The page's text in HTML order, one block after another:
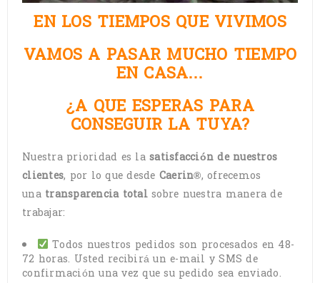
EN LOS TIEMPOS QUE VIVIMOS
VAMOS A PASAR MUCHO TIEMPO
EN CASA…
¿A QUE ESPERAS PARA
CONSEGUIR LA TUYA?
Nuestra prioridad es la satisfacción de nuestros
clientes, por lo que desde Caerin®, ofrecemos
una transparencia totalsobre nuestra manera de
trabajar:
Todos nuestros pedidos son procesados en 48-
72 horas. Usted recibirá un e-mail y SMS de
confirmación una vez que su pedido sea enviado.